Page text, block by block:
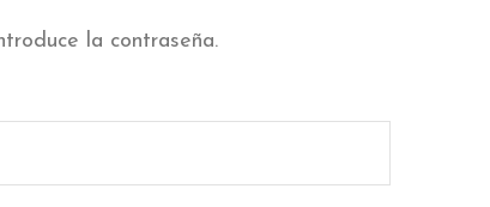
la contraseña.